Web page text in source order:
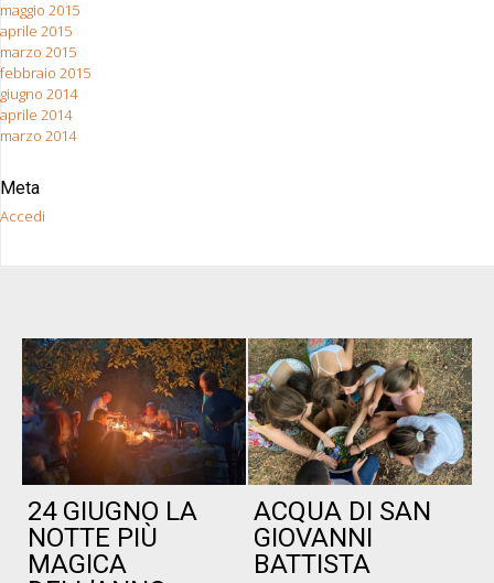
maggio 2015
aprile 2015
marzo 2015
febbraio 2015
giugno 2014
aprile 2014
marzo 2014
Meta
Accedi
24 GIUGNO LA
NOTTE PIÙ
MAGICA
ACQUA DI SAN
GIOVANNI
BATTISTA